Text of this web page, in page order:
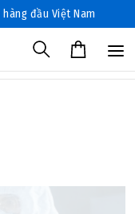
đầu Việt Nam